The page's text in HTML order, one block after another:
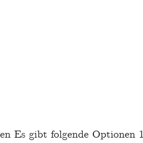
Es gibt folgende